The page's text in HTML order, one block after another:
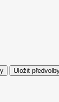
Uložit